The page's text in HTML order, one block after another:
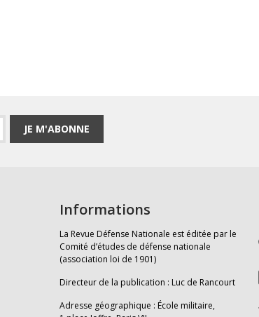
JE M'ABONNE
Informations
La Revue Défense Nationale est éditée par le
Comité d’études de défense nationale
(association loi de 1901)
Directeur de la publication : Luc de Rancourt
Adresse géographique : École militaire,